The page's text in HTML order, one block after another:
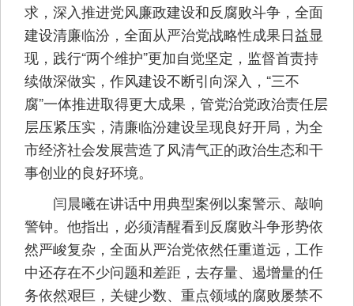
求，深入推进党风廉政建设和反腐败斗争，全面
建设清廉临汾，全面从严治党战略性成果日益显
现，践行“两个维护”更加自觉坚定，监督首责持
续做深做实，作风建设不断引向深入，“三不
腐”一体推进取得更大成果，管党治党政治责任层
层压紧压实，清廉临汾建设呈现良好开局，为全
市经济社会发展营造了风清气正的政治生态和干
事创业的良好环境。
闫晨曦在讲话中用典型案例以案警示、敲响
警钟。他指出，必须清醒看到反腐败斗争形势依
然严峻复杂，全面从严治党依然任重道远，工作
中还存在不少问题和差距，去存量、遏增量的任
务依然艰巨，关键少数、重点领域的腐败屡禁不